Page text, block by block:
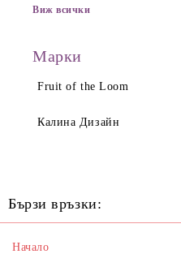
Виж всички
Марки
Fruit of the Loom
Калина Дизайн
Бързи връзки:
Начало